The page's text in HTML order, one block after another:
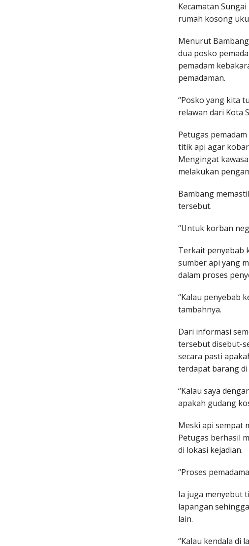
Kecamatan
rumah kosong
Menurut
dua posko
pemadam
pemadaman.
“Posko yang kita
relawan dari Kota
Petugas
titik api agar
Mengingat
melakukan
Bambang
tersebut.
“Untuk korban
Terkait penyebab
sumber api yang
dalam proses
“Kalau penyebab
tambahnya.
Dari informasi
tersebut disebut-
secara pasti
terdapat barang di
“Kalau saya
apakah gudang
Meski api sempat
Petugas berhasil
di lokasi kejadian.
“Proses
Ia juga menyebut
lapangan
lain.
“Kalau kendala di